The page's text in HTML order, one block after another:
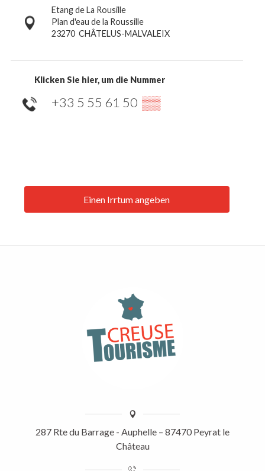
Etang de La Rousille
Plan d'eau de la Roussille
23270 CHÂTELUS-MALVALEIX
Klicken Sie hier, um die Nummer
+33 5 55 61 50 ▒▒
Einen Irrtum angeben
287 Rte du Barrage - Auphelle – 87470 Peyrat le
Château